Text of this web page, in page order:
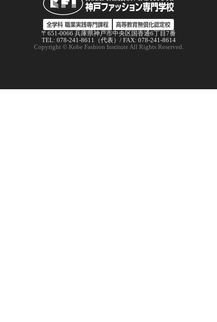
〒651-0066 兵庫県神戸市中央区国香通6丁目7番
TEL: 078-241-8611（代表）/ FAX: 078-241-8614
Copyright © Kobe Fashion Institute All Rights Reserved.